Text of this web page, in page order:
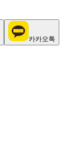
카카오톡